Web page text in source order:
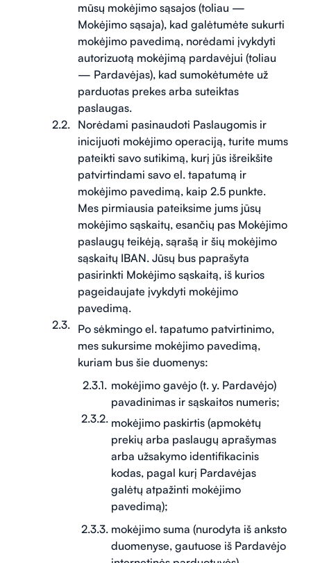
mūsų mokėjimo sąsajos (toliau —
Mokėjimo sąsaja), kad galėtumėte sukurti
mokėjimo pavedimą, norėdami įvykdyti
autorizuotą mokėjimą pardavėjui (toliau
— Pardavėjas), kad sumokėtumėte už
parduotas prekes arba suteiktas
paslaugas.
Norėdami pasinaudoti Paslaugomis ir
inicijuoti mokėjimo operaciją, turite mums
pateikti savo sutikimą, kurį jūs išreikšite
patvirtindami savo el. tapatumą ir
mokėjimo pavedimą, kaip 2.5 punkte.
Mes pirmiausia pateiksime jums jūsų
mokėjimo sąskaitų, esančių pas Mokėjimo
paslaugų teikėją, sąrašą ir šių mokėjimo
sąskaitų IBAN. Jūsų bus paprašyta
pasirinkti Mokėjimo sąskaitą, iš kurios
pageidaujate įvykdyti mokėjimo
pavedimą.
Po sėkmingo el. tapatumo patvirtinimo,
mes sukursime mokėjimo pavedimą,
kuriam bus šie duomenys:
mokėjimo gavėjo (t. y. Pardavėjo)
pavadinimas ir sąskaitos numeris;
mokėjimo paskirtis (apmokėtų
prekių arba paslaugų aprašymas
arba užsakymo identifikacinis
kodas, pagal kurį Pardavėjas
galėtų atpažinti mokėjimo
pavedimą);
mokėjimo suma (nurodyta iš anksto
duomenyse, gautuose iš Pardavėjo